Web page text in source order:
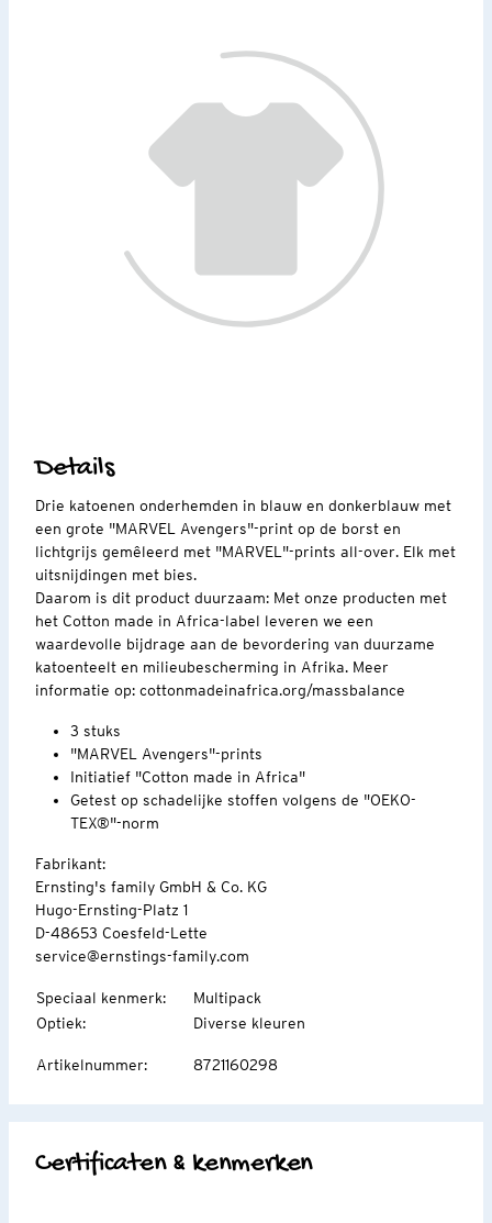
Details
Drie katoenen onderhemden in blauw en donkerblauw met
een grote "MARVEL Avengers"-print op de borst en
lichtgrijs gemêleerd met "MARVEL"-prints all-over. Elk met
uitsnijdingen met bies.
Daarom is dit product duurzaam: Met onze producten met
het Cotton made in Africa-label leveren we een
waardevolle bijdrage aan de bevordering van duurzame
katoenteelt en milieubescherming in Afrika. Meer
informatie op: cottonmadeinafrica.org/massbalance
3 stuks
"MARVEL Avengers"-prints
Initiatief "Cotton made in Africa"
Getest op schadelijke stoffen volgens de "OEKO-
TEX®"-norm
Fabrikant:
Ernsting's family GmbH & Co. KG
Hugo-Ernsting-Platz 1
D-48653 Coesfeld-Lette
service@ernstings-family.com
Speciaal kenmerk:
Multipack
Optiek: Diverse kleuren
Artikelnummer: 8721160298
Certificaten & kenmerken